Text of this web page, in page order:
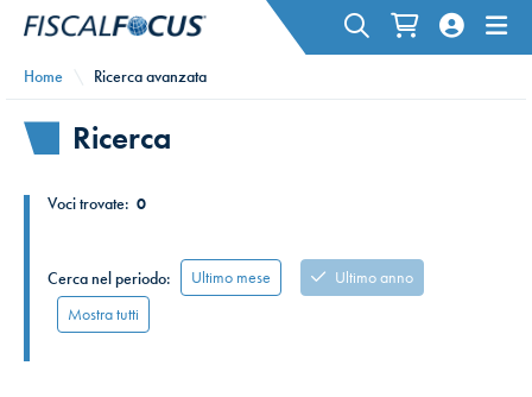
Home Ricerca avanzata
Ricerca
Voci trovate: 0
Cerca nel periodo: Ultimo mese
Ultimo anno
Mostra tutti